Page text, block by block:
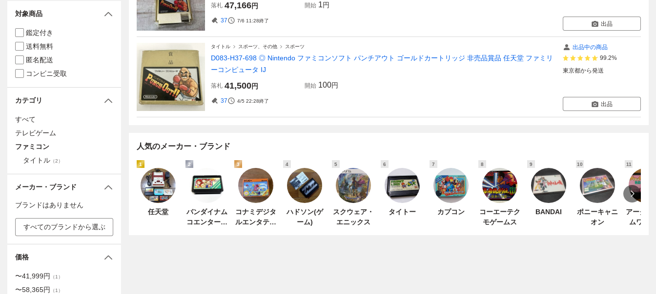
落札 47,166円 開始 1円
37 7/6 11:28終了 出品
タイトル スポーツ、その他 スポーツ
D083-H37-698 ◎ Nintendo ファミコンソフト パンチアウト ゴールドカートリッジ 非売品賞品 任天堂 ファミリ
ーコンピュータ IJ
落札 41,500円 開始 100円
37 4/5 22:28終了
出品中の商品
99.2%
東京都から発送
出品
人気のメーカー・ブランド
1
任天堂
2
バンダイナム
コエンターテ
3
コナミデジタ
ルエンタテイ
4
ハドソン(ゲ
ーム)
5
スクウェア・
エニックス
6
タイトー
7
カプコン
8
コーエーテク
モゲームス
9
BANDAI
10
ポニーキャニ
オン
11
アークシ
ムワー
対象商品
鑑定付き
送料無料
匿名配送
コンビニ受取
カテゴリ
すべて
テレビゲーム
ファミコン
タイトル （2）
メーカー・ブランド
ブランドはありません
すべてのブランドから選ぶ
価格
〜41,999円 （1 ）
〜58,365円 （1 ）